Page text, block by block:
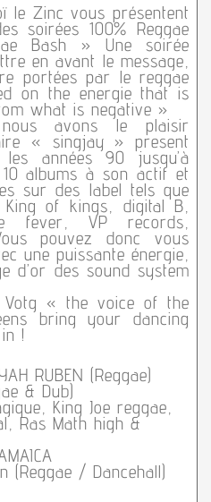
le Zinc vous présentent
soirées 100% Reggae
Bash » Une soirée
en avant le message,
portées par le reggae
on the energie that is
what is negative »
avons le plaisir
« singjay » present
années 90 jusqu’à
albums à son actif et
sur des label tels que
of kings, digital B,
fever, VP records,
pouvez donc vous
une puissante énergie,
d’or des sound system
Votg « the voice of the
bring your dancing
!
RUBEN (Reggae)
& Dub)
King Joe reggae,
Ras Math high &
(Reggae / Dancehall)